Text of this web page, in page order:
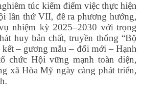
túc kiểm điểm việc thực hiện
lần thứ VII, đề ra phương hướng,
nhiệm kỳ 2025–2030 với trọng
huy bản chất, truyền thống “Bộ
– gương mẫu – đổi mới – Hạnh
chức Hội vững mạnh toàn diện,
xã Hòa Mỹ ngày càng phát triển,